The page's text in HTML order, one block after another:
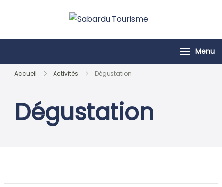
Tourisme
Menu
Accueil Activités Dégustation
Dégustation